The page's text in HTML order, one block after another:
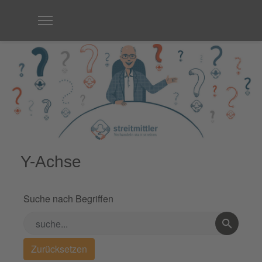
Y-Achse
Suche nach Begriffen